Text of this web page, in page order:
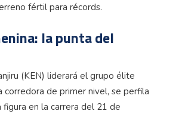
fértil para récords.
la punta del
(KEN) liderará el grupo élite
corredora de primer nivel, se perfila
figura en la carrera del 21 de